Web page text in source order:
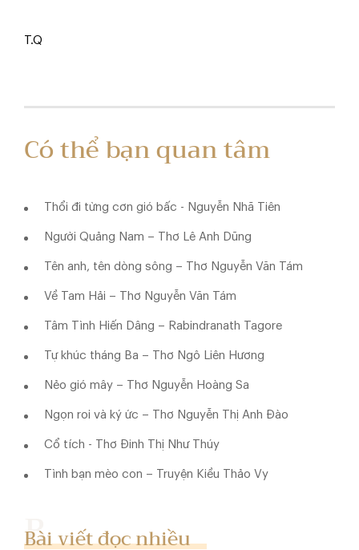
T.Q
Có thể bạn quan tâm
Thổi đi từng cơn gió bấc - Nguyễn Nhã Tiên
Người Quảng Nam – Thơ Lê Anh Dũng
Tên anh, tên dòng sông – Thơ Nguyễn Văn Tám
Về Tam Hải – Thơ Nguyễn Văn Tám
Tâm Tình Hiến Dâng – Rabindranath Tagore
Tự khúc tháng Ba – Thơ Ngô Liên Hương
Nẻo gió mây – Thơ Nguyễn Hoàng Sa
Ngọn roi và ký ức – Thơ Nguyễn Thị Anh Đào
Cổ tích - Thơ Đinh Thị Như Thúy
Tình bạn mèo con – Truyện Kiều Thảo Vy
Bài viết đọc nhiều